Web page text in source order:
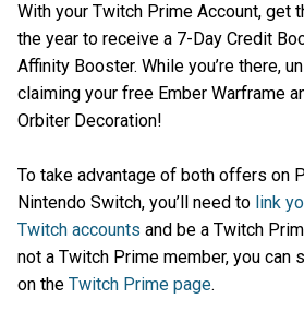
With your Twitch Prime Account, get
the year to receive a 7-Day Credit
Affinity Booster. While you’re there,
claiming your free Ember Warframe
Orbiter Decoration!
To take advantage of both offers on
Nintendo Switch, you’ll need to link
Twitch accounts and be a Twitch
not a Twitch Prime member, you can
on the Twitch Prime page.